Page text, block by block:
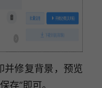
并修复背景，预览
存”即可。